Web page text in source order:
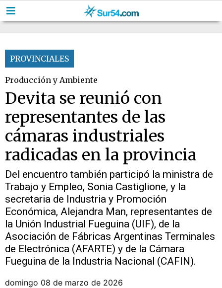
PROVINCIALES
Producción y Ambiente
Devita se reunió con
representantes de las
cámaras industriales
radicadas en la provincia
Del encuentro también participó la ministra de
Trabajo y Empleo, Sonia Castiglione, y la
secretaria de Industria y Promoción
Económica, Alejandra Man, representantes de
la Unión Industrial Fueguina (UIF), de la
Asociación de Fábricas Argentinas Terminales
de Electrónica (AFARTE) y de la Cámara
Fueguina de la Industria Nacional (CAFIN).
domingo 08 de marzo de 2026